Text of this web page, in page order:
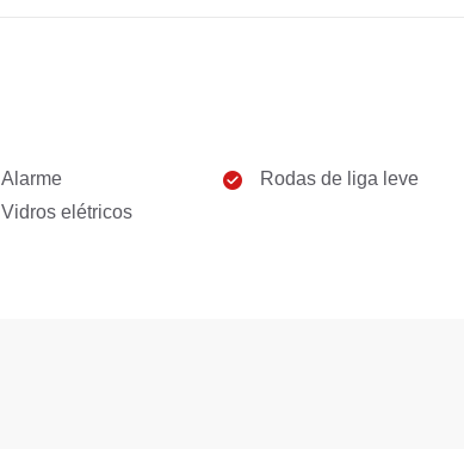
Alarme
Rodas de liga leve
Vidros elétricos